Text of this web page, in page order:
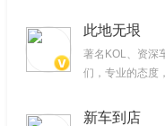
此地无垠
著名KOL、资深
们，专业的态度
视频
新车到店